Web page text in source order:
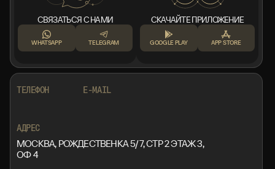
СВЯЗАТЬСЯ С НАМИ
WHATSAPP TELEGRAM
СКАЧАЙТЕ ПРИЛОЖЕНИЕ
GOOGLE PLAY APP STORE
ТЕЛЕФОН E-MAIL
АДРЕС
МОСКВА, РОЖДЕСТВЕНКА 5/7, СТР 2 ЭТАЖ 3,
ОФ 4